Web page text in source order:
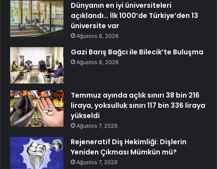
Dünyanın en iyi üniversiteleri
açıklandı… İlk 1000’de Türkiye’den 13
üniversite var
Ağustos 8, 2026
Gazi Barış Bağcı ile Bilecik’te Buluşma
Ağustos 8, 2026
Temmuz ayında açlık sınırı 38 bin 216
liraya, yoksulluk sınırı 117 bin 336 liraya
yükseldi
Ağustos 7, 2026
Rejeneratif Diş Hekimliği: Dişlerin
Yeniden Çıkması Mümkün mü?
Ağustos 7, 2026